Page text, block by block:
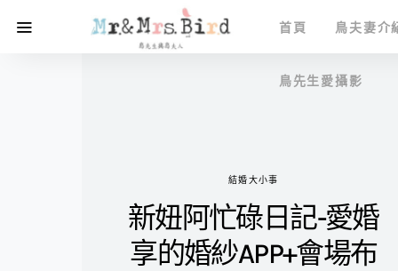
首頁 鳥夫妻介
鳥先生愛攝影
結婚大小事
新妞阿忙碌日記-愛婚
享的婚紗APP+會場布